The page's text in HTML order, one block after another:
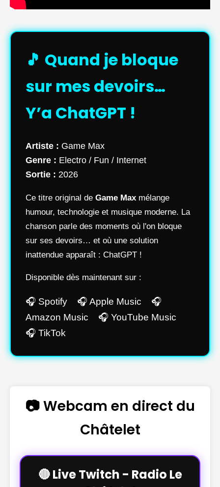
🎵 Quand je bloque
sur mes devoirs…
Y’a ChatGPT !
Artiste : Game Max
Genre : Electro / Fun / Internet
Sortie : 2026
Ce titre original de Game Max mélange
humour, technologie et musique moderne. La
chanson parle des moments où l'on bloque
sur ses devoirs… et où une solution
inattendue apparaît : ChatGPT !
Disponible dès maintenant sur :
🎧 Spotify 🎧 Apple Music 🎧
Amazon Music 🎧 YouTube Music
🎧 TikTok
📷 Webcam en direct du
Châtelet
🔴 Live Twitch - Radio Le